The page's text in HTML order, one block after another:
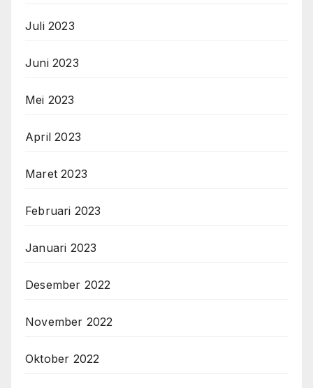
Juli 2023
Juni 2023
Mei 2023
April 2023
Maret 2023
Februari 2023
Januari 2023
Desember 2022
November 2022
Oktober 2022